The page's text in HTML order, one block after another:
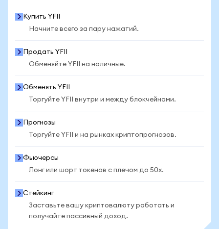
Купить YFII
Начните всего за пару нажатий.
Продать YFII
Обменяйте YFII на наличные.
Обменять YFII
Торгуйте YFII внутри и между блокчейнами.
Прогнозы
Торгуйте YFII и на рынках криптопрогнозов.
Фьючерсы
Лонг или шорт токенов с плечом до 50x.
Стейкинг
Заставьте вашу криптовалюту работать и
получайте пассивный доход.